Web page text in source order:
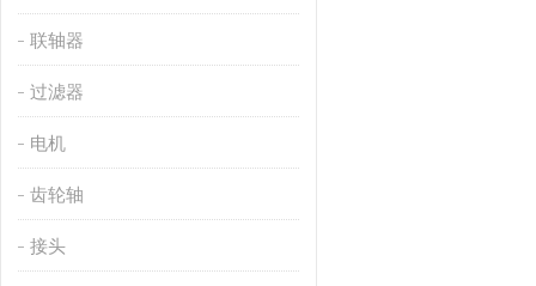
联轴器
过滤器
电机
齿轮轴
接头